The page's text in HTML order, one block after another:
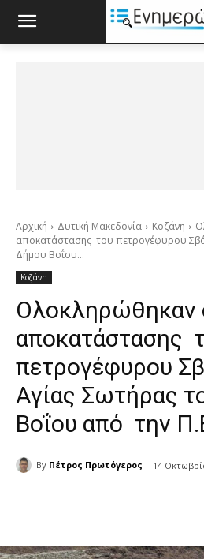
Αρχική Δυτική Μακεδονία Κοζάνη
αποκατάστασης του πετρογέφυρου
Δήμου Βοΐου...
Κοζάνη
Ολοκληρώθηκαν
αποκατάστασης
πετρογέφυρου
Αγίας Σωτήρας
Βοΐου από την
By Πέτρος Πρωτόγερος 14